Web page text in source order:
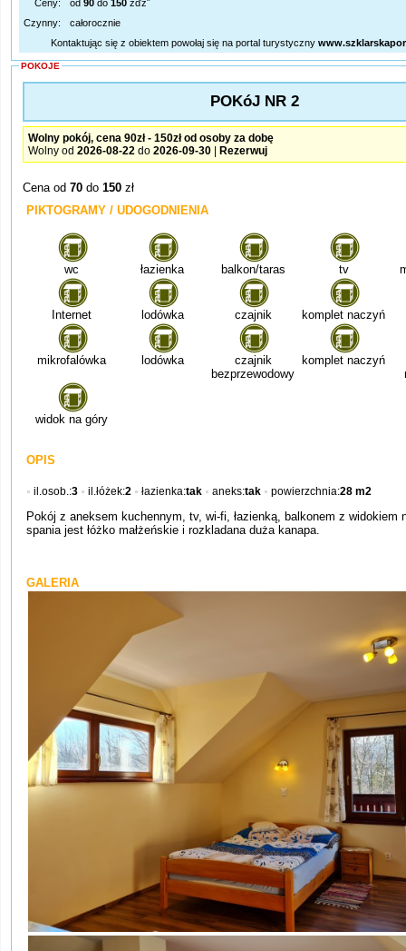
Ceny:
od 90 do 150 zďż˝
Czynny:
całorocznie
Kontaktując się z obiektem powołaj się na portal turystyczny
POKOJE
POKóJ NR 2
Wolny pokój, cena 90zł - 150zł od osoby za dobę
Wolny od 2026-08-22 do 2026-09-30 Rezerwuj
Cena od 70 do 150 zł
PIKTOGRAMY / UDOGODNIENIA
wc łazienka balkon/taras tv
Internet lodówka czajnik komplet naczyń
mikrofalówka lodówka
czajnik
bezprzewodowy
komplet naczyń
widok na góry
OPIS
il.osob.:3 il.łóżek:2 łazienka:tak aneks:tak powierzchnia:28 m2
Pokój z aneksem kuchennym, tv, wi-fi, łazienką, balkonem z widokiem
spania jest łóżko małżeńskie i rozkladana duża kanapa.
GALERIA